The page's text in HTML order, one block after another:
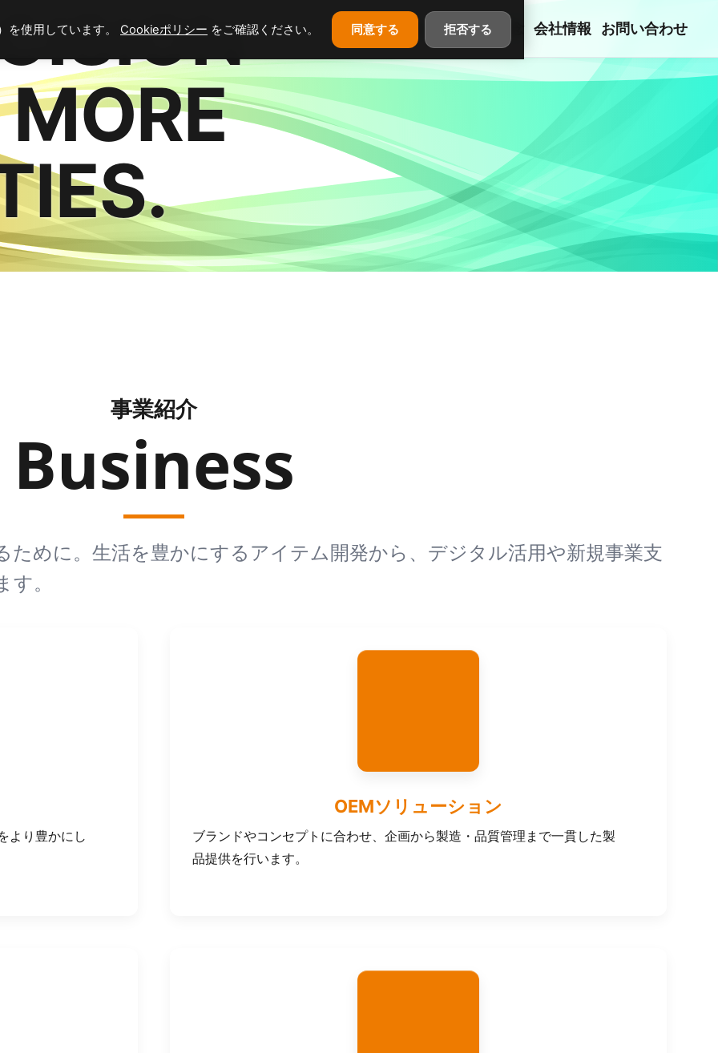
事業紹介 私たちの理念 会社情報 お問い合わせ
事業紹介
ために。生活を豊かにするアイテム開発から、デジタル活用や新規事業支
。
より豊かにし
OEMソリューション
ブランドやコンセプトに合わせ、企画から製造・品質管理まで一貫した製
品提供を行います。
を使用しています。 Cookieポリシー をご確認ください。 同意する 拒否する